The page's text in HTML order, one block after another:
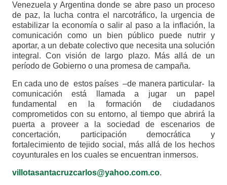
Venezuela y Argentina donde se abre paso un proceso
de paz, la lucha contra el narcotráfico, la urgencia de
estabilizar la economía o salir al paso a la inflación, la
comunicación como un bien público puede nutrir y
aportar, a un debate colectivo que necesita una solución
integral. Con visión de largo plazo. Más allá de un
período de Gobierno o una promesa de campaña.
En cada uno de estos países –de manera particular- la
comunicación está llamada a jugar un papel
fundamental en la formación de ciudadanos
comprometidos con su entorno, al tiempo que abrirá la
puerta a proveer a la sociedad de escenarios de
concertación, participación democrática y
fortalecimiento de tejido social, más allá de los hechos
coyunturales en los cuales se encuentran inmersos.
villotasantacruzcarlos@yahoo.com.co.